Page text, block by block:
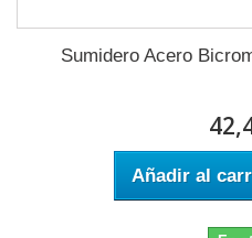
Sumidero Acero
Añadir al